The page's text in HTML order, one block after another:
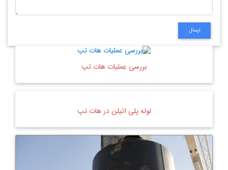
بررسی عملیات هات تپ
لوله پلی اتیلن در هات تپ